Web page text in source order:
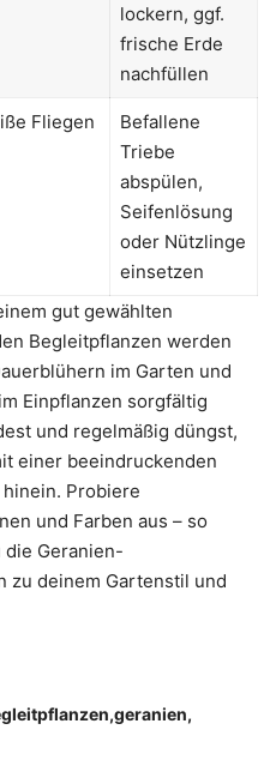
lockern, ggf.
frische Erde
nachfüllen
Fliegen
Befallene
Triebe
abspülen,
Seifenlösung
oder Nützlinge
einsetzen
gut gewählten
Begleitpflanzen werden
im Garten und
Einpflanzen sorgfältig
und regelmäßig düngst,
einer beeindruckenden
Probiere
und Farben aus – so
Geranien-
zu deinem Gartenstil und
geranien